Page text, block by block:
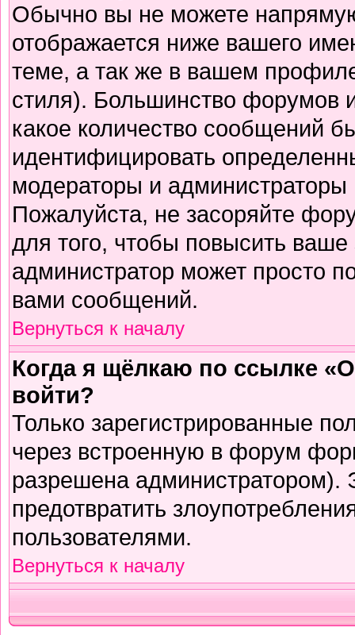
Обычно вы не можете
отображается ниже вашего
теме, а так же в вашем
стиля). Большинство форумов
какое количество сообщений
идентифицировать
модераторы и
Пожалуйста, не засоряйте
для того, чтобы повысить
администратор может просто
вами сообщений.
Вернуться к началу
Когда я щёлкаю по ссылке
войти?
Только зарегистрированные
через встроенную в форум
разрешена администратором).
предотвратить
пользователями.
Вернуться к началу